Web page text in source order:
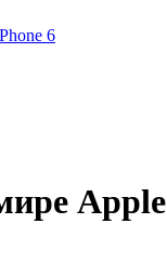
6
Apple